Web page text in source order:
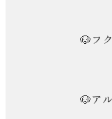
🐶フ
🐶ア